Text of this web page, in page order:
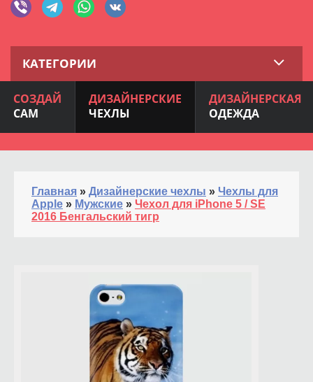
КАТЕГОРИИ
СОЗДАЙ
САМ
ДИЗАЙНЕРСКИЕ
ЧЕХЛЫ
ДИЗАЙНЕРСКАЯ
ОДЕЖДА
Главная » Дизайнерские чехлы » Чехлы для
Apple » Мужские » Чехол для iPhone 5 / SE
2016 Бенгальский тигр